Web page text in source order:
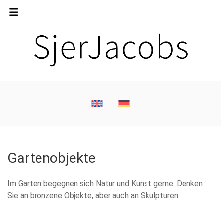
Gartenobjekte
Im Garten begegnen sich Natur und Kunst gerne. Denken
Sie an bronzene Objekte, aber auch an Skulpturen